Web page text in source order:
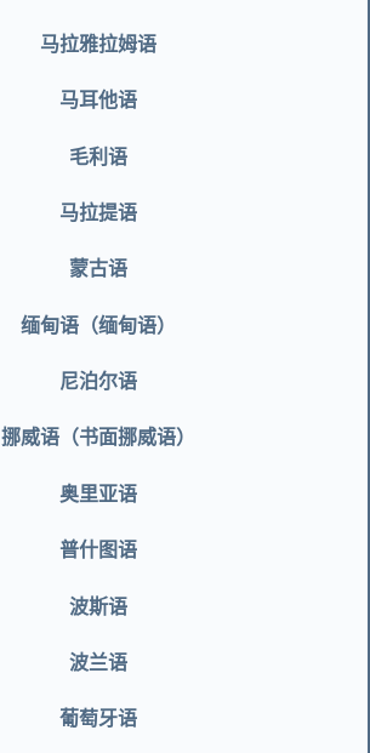
马拉雅拉姆语
马耳他语
毛利语
马拉提语
蒙古语
缅甸语（缅甸语）
尼泊尔语
挪威语（书面挪威语）
奥里亚语
普什图语
波斯语
波兰语
葡萄牙语